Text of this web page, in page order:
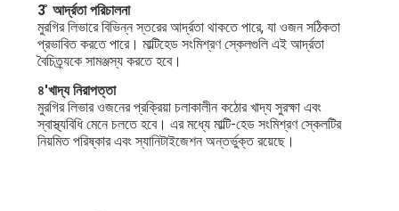
3 ̊ আর্দ্রতা পরিচালনা
মুরগির লিভারে বিভিন্ন স্তরের আর্দ্রতা থাকতে পারে, যা ওজন সঠিকতা
প্রভাবিত করতে পারে। মাল্টিহেড সংমিশ্রণ স্কেলগুলি এই আর্দ্রতা
বৈচিত্র্যকে সামঞ্জস্য করতে হবে।
৪'খাদ্য নিরাপত্তা
মুরগির লিভার ওজনের প্রক্রিয়া চলাকালীন কঠোর খাদ্য সুরক্ষা এবং
স্বাস্থ্যবিধি মেনে চলতে হবে। এর মধ্যে মাল্টি-হেড সংমিশ্রণ স্কেলটির
নিয়মিত পরিষ্কার এবং স্যানিটাইজেশন অন্তর্ভুক্ত রয়েছে।